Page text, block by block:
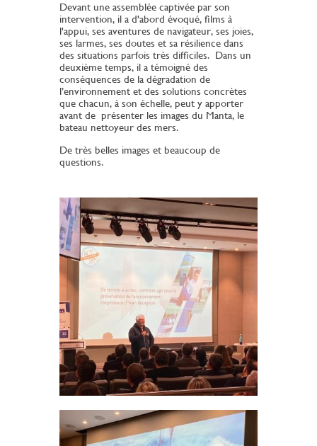
Devant une assemblée captivée par son
intervention, il a d'abord évoqué, films à
l'appui, ses aventures de navigateur, ses joies,
ses larmes, ses doutes et sa résilience dans
des situations parfois très difficiles. Dans un
deuxième temps, il a témoigné des
conséquences de la dégradation de
l’environnement et des solutions concrètes
que chacun, à son échelle, peut y apporter
avant de présenter les images du Manta, le
bateau nettoyeur des mers.
De très belles images et beaucoup de
questions.